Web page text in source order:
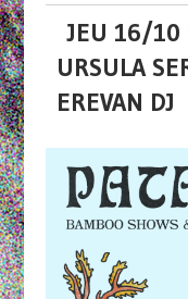
JEU 16/10
URSULA
EREVAN DJ